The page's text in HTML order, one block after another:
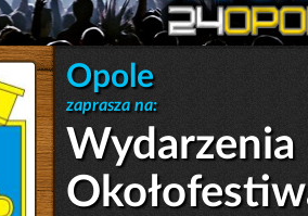
Opole
zaprasza na:
Wydarzenia